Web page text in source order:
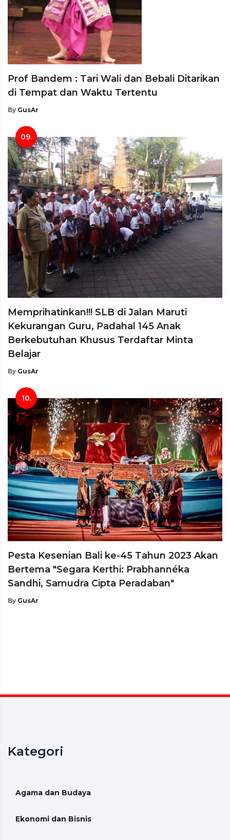
Prof Bandem : Tari Wali dan Bebali Ditarikan
di Tempat dan Waktu Tertentu
By GusAr
09.
Memprihatinkan!!! SLB di Jalan Maruti
Kekurangan Guru, Padahal 145 Anak
Berkebutuhan Khusus Terdaftar Minta
Belajar
By GusAr
10.
Pesta Kesenian Bali ke-45 Tahun 2023 Akan
Bertema "Segara Kerthi: Prabhannéka
Sandhi, Samudra Cipta Peradaban"
By GusAr
Kategori
Agama dan Budaya
Ekonomi dan Bisnis